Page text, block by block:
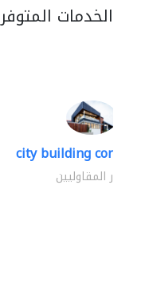
الخدمات
city building
كبار المقاوليين